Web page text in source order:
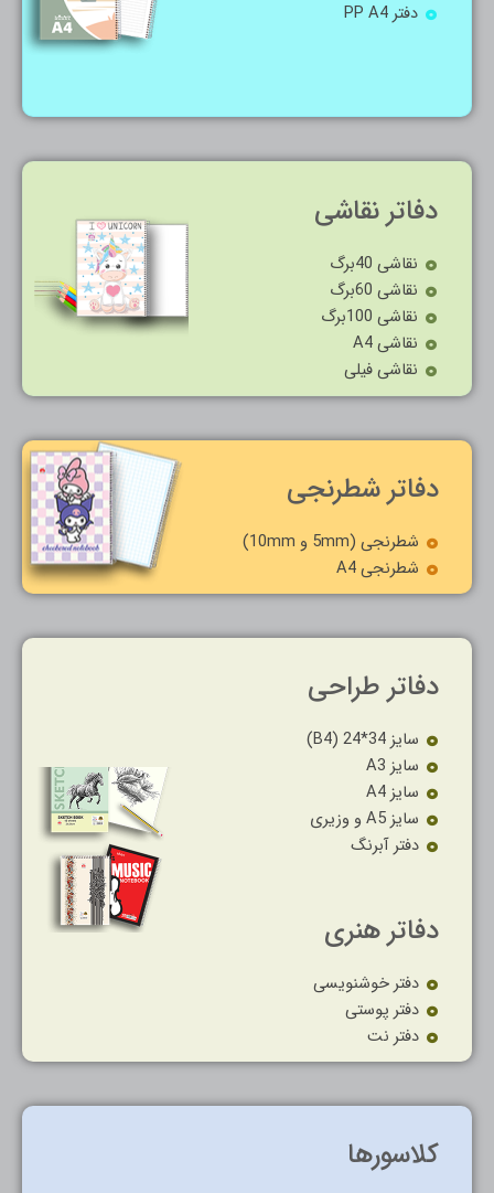
دفتر PP A4
دفاتر نقاشی
نقاشی 40برگ
نقاشی 60برگ
نقاشی 100برگ
نقاشی A4
نقاشی فیلی
دفاتر شطرنجی
شطرنجی (5mm و 10mm)
شطرنجی A4
دفاتر طراحی
سایز 34*24 (B4)
سایز A3
سایز A4
سایز A5 و وزیری
دفتر آبرنگ
دفاتر هنری
دفتر خوشنویسی
دفتر پوستی
دفتر نت
کلاسورها